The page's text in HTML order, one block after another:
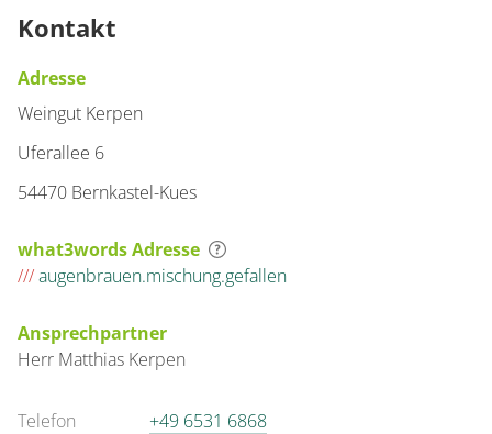
Kontakt
Adresse
Weingut Kerpen
Uferallee 6
54470 Bernkastel-Kues
what3words Adresse
///augenbrauen.mischung.gefallen
Ansprechpartner
Herr Matthias Kerpen
Telefon
+49 6531 6868